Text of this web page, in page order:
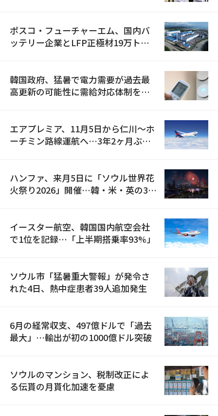
ポスコ・フューチャーエム、国内バ
ッテリー企業とLFP正極材19万トン
韓国政府、猛暑で電力需要が過去最
高更新の可能性に需給対応体制を点
エアプレミア、11月5日から仁川〜ホ
ーチミン路線運航へ…3年2ヶ月ぶり
ハンファ、来月5日に「ソウル世界花
火祭り2026」開催…韓・米・英の3カ
イースター航空、韓国国内航空会社
で1位を記録…「上半期搭乗率93%」
ソウル市「猛暑重大警報」が発令さ
れた4日、熱中症患者39人追加発生
6月の経常収支、497億ドルで「過去
最大」…輸出が初の1000億ドル突破
ソウルのマンション、税制改正によ
る伝貰の月貰化加速を憂慮